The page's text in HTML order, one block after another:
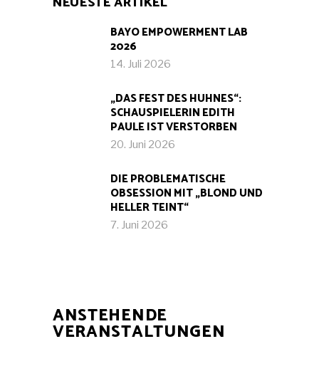
BAYO EMPOWERMENT LAB
2026
14. Juli 2026
„DAS FEST DES HUHNES“:
SCHAUSPIELERIN EDITH
PAULE IST VERSTORBEN
20. Juni 2026
DIE PROBLEMATISCHE
OBSESSION MIT „BLOND UND
HELLER TEINT“
7. Juni 2026
ANSTEHENDE
VERANSTALTUNGEN